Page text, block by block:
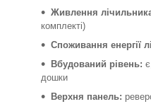
Живлення
комплекті)
Споживання енергії
Вбудований рівень:
дошки
Верхня панель: